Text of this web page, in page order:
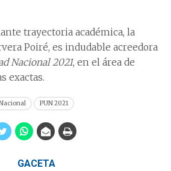
trayectoria académica, la
Poiré, es indudable acreedora
Nacional 2021, en el área de
exactas.
PUN 2021
GACETA